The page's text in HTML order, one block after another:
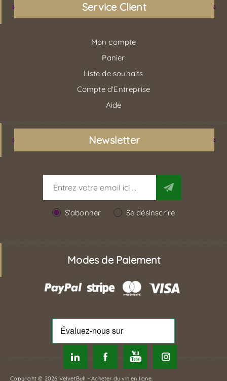
Service Client
Mon compte
Panier
Liste de souhaits
Compte d'Entreprise
Aide
Newsletter
S'abonner Se désinscrire
Modes de Paiement
Copyright © 2026 VelvetBull - Acheter du vin en ligne.